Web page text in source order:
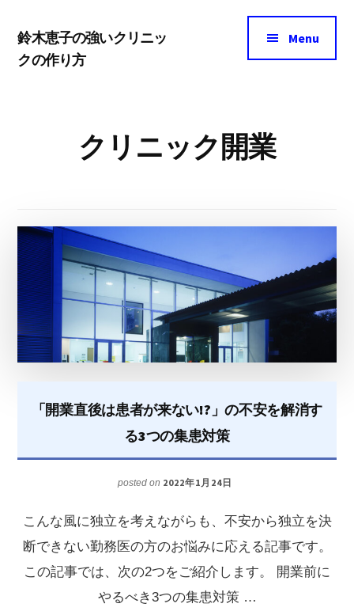
main
footer
menu
鈴木恵子の強いクリニッ
クの作り方
ー
ケ
テ
ィ
ン
グ
Menu
クリニック開業
「開業直後は患者が来ない!?」の不安を解消す
る3つの集患対策
posted on 2022年1月24日
こんな風に独立を考えながらも、不安から独立を決
断できない勤務医の方のお悩みに応える記事です。
この記事では、次の2つをご紹介します。 開業前に
やるべき3つの集患対策 …